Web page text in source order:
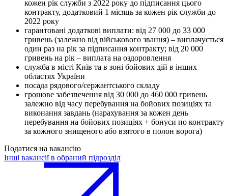
кожен рік служби з 2022 року до підписання цього
контракту, додатковий 1 місяць за кожен рік служби до
2022 року
гарантовані додаткові виплати: від 27 000 до 33 000
гривень (залежно від військового звання) – виплачується
один раз на рік за підписання контракту; від 20 000
гривень на рік – виплата на оздоровлення
служба в місті Київ та в зоні бойових дій в інших
областях України
посада рядового/сержантського складу
грошове забезпечення від 30 000 до 460 000 гривень
залежно від часу перебування на бойових позиціях та
виконання завдань (нарахування за кожен день
перебування на бойових позиціях + бонуси по контракту
за кожного знищеного або взятого в полон ворога)
Податися на вакансію
Інші вакансії в обраний підрозділ